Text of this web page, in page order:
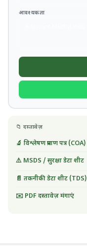
आवश्यकता
📁 दस्तावेज़
🔬 विश्लेषण प्रमाण पत्र (COA)
⚠️ MSDS / सुरक्षा डेटा शीट
📄 तकनीकी डेटा शीट (TDS)
✉️ PDF दस्तावेज़ मंगाएं